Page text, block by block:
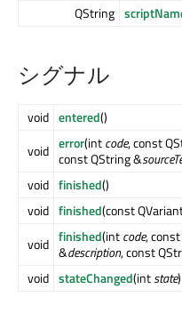
QString
シグナル
void entered()
void error(intcode, const
const QString &
void finished()
void finished(const
void finished(intcode,
&description, const
void stateChanged(intstate)